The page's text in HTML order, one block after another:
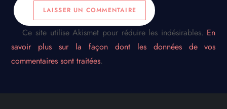
Ce site utilise Akismet pour réduire les indésirables. En
savoir plus sur la façon dont les données de vos
commentaires sont traitées.